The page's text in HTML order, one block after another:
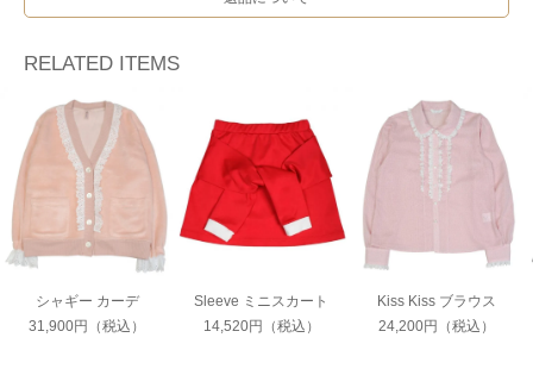
RELATED ITEMS
シャギー カーデ
31,900円（税込）
Sleeve ミニスカート
14,520円（税込）
Kiss Kiss ブラウス
24,200円（税込）